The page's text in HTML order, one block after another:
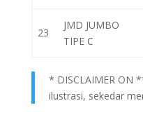
23
JMD JUMBO
TIPE C
* DISCLAIMER ON
ilustrasi, sekedar